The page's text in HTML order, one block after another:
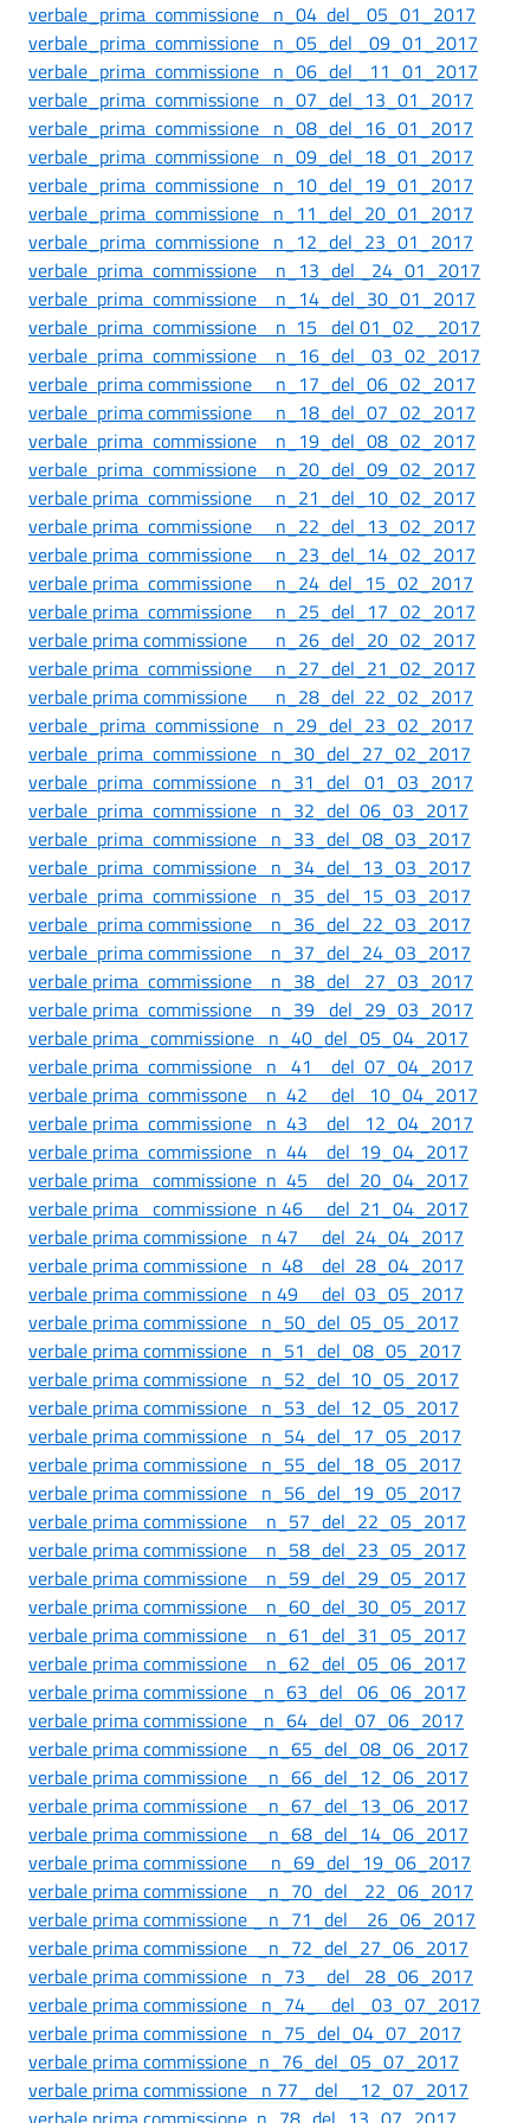
verbale_prima commissione n_04 del_ 05_01_2017
verbale_prima commissione n_05_del _09_01_2017
verbale_prima commissione n_06_del _11_01_2017
verbale_prima commissione n_07_del_13_01_2017
verbale_prima commissione n_08_del_16_01_2017
verbale_prima commissione n_09_del_18_01_2017
verbale_prima commissione n_10_del_19_01_2017
verbale_prima commissione n_11_del_20_01_2017
verbale_prima commissione n_12_del_23_01_2017
verbale prima commissione n_13_del _24_01_2017
verbale prima commissione n_14_del_30_01_2017
verbale prima commissione n 15 del 01_02__2017
verbale prima commissione n_16_del_ 03_02_2017
verbale prima commissione n_17_del_06_02_2017
verbale prima commissione n_18_del_07_02_2017
verbale prima commissione n_19_del_08_02_2017
verbale prima commissione n_20_del_09_02_2017
verbale prima commissione n_21_del_10_02_2017
verbale prima commissione n_22_del_13_02_2017
verbale prima commissione n_23_del_14_02_2017
verbale prima commissione n_24 del_15_02_2017
verbale prima commissione n_25_del_17_02_2017
verbale prima commissione n_26_del_20_02_2017
verbale prima commissione n_27_del_21_02_2017
verbale prima commissione n_28_del 22_02_2017
verbale_prima commissione n_29_del_23_02_2017
verbale prima commissione n_30_del_27_02_2017
verbale prima commissione n_31_del 01_03_2017
verbale prima commissione n_32_del 06_03_2017
verbale prima commissione n_33_del_08_03_2017
verbale prima commissione n_34_del_13_03_2017
verbale prima commissione n_35_del_15_03_2017
verbale prima commissione n_36_del_22_03_2017
verbale prima commissione n_37_del_24_03_2017
verbale prima commissione n_38_del 27_03_2017
verbale prima commissione n_39 del_29_03_2017
verbale prima_commissione n_40_del_05_04_2017
verbale prima commissione n 41 del 07_04_2017
verbale prima commissone n 42 del 10_04_2017
verbale prima commissione n 43 del 12_04_2017
verbale prima commissione n 44 del 19_04_2017
verbale prima commissione n 45 del 20_04_2017
verbale prima commissione n 46 del 21_04_2017
verbale prima commissione n 47 del 24_04_2017
verbale prima commissione n 48 del 28_04_2017
verbale prima commissione n 49 del 03_05_2017
verbale prima commissione n_50_del 05_05_2017
verbale prima commissione n_51_del_08_05_2017
verbale prima commissione n_52_del 10_05_2017
verbale prima commissione n_53_del 12_05_2017
verbale prima commissione n_54_del_17_05_2017
verbale prima commissione n_55_del_18_05_2017
verbale prima commissione n_56_del_19_05_2017
verbale prima commissione n_57_del_22_05_2017
verbale prima commissione n_58_del_23_05_2017
verbale prima commissione n_59_del_29_05_2017
verbale prima commissione n_60_del_30_05_2017
verbale prima commissione n_61_del_31_05_2017
verbale prima commissione n_62_del_05_06_2017
verbale prima commissione _n_63_del 06_06_2017
verbale prima commissione _n_64_del_07_06_2017
verbale prima commissione _n_65_del_08_06_2017
verbale prima commissione _n_66_del_12_06_2017
verbale prima commissione _n_67_del_13_06_2017
verbale prima commissione _n_68_del_14_06_2017
verbale prima commissione n_69_del_19_06_2017
verbale prima commissione _n_70_del _22_06_2017
verbale prima commissione _ n_71_del 26_06_2017
verbale prima commissione _n_72_del_27_06_2017
verbale prima commissione n_73_ del 28_06_2017
verbale prima commissione n_74_ del _03_07_2017
verbale prima commissione n_75_del_04_07_2017
verbale prima commissione_n_76_del_05_07_2017
verbale prima commissione n 77_ del _12_07_2017